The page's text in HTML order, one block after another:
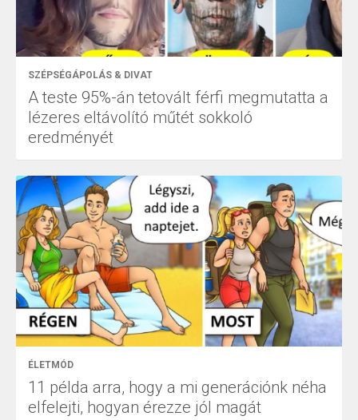
SZÉPSÉGÁPOLÁS & DIVAT
A teste 95%-án tetovált férfi megmutatta a
lézeres eltávolító műtét sokkoló
eredményét
ÉLETMÓD
11 példa arra, hogy a mi generációnk néha
elfelejti, hogyan érezze jól magát